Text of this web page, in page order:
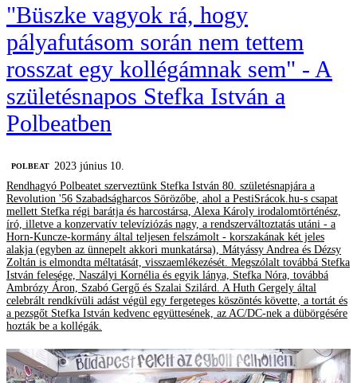
"Büszke vagyok rá, hogy
pályafutásom során nem tettem
rosszat egy kollégámnak sem" - A
születésnapos Stefka István a
Polbeatben
‎POLBEAT
2023 június 10.
Rendhagyó Polbeatet szerveztünk Stefka István 80. születésnapjára a
Revolution '56 Szabadságharcos Sörözőbe, ahol a PestiSrácok.hu-s csapat
mellett Stefka régi barátja és harcostársa, Alexa Károly irodalomtörténész,
író, illetve a konzervatív televíziózás nagy, a rendszerváltoztatás utáni - a
Horn-Kuncze-kormány által teljesen felszámolt - korszakának két jeles
alakja (egyben az ünnepelt akkori munkatársa), Mátyássy Andrea és Dézsy
Zoltán is elmondta méltatását, visszaemlékezését. Megszólalt továbbá Stefka
István felesége, Naszályi Kornélia és egyik lánya, Stefka Nóra, továbbá
Ambrózy Áron, Szabó Gergő és Szalai Szilárd. A Huth Gergely által
celebrált rendkívüli adást végül egy fergeteges köszöntés követte, a tortát és
a pezsgőt Stefka István kedvenc együttesének, az AC/DC-nek a dübörgésére
hozták be a kollégák.